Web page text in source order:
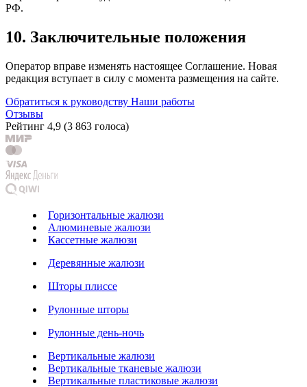
РФ.
10. Заключительные положения
Оператор вправе изменять настоящее Соглашение. Новая
редакция вступает в силу с момента размещения на сайте.
Обратиться к руководству Наши работы
Отзывы
Рейтинг 4,9 (3 863 голоса)
Горизонтальные жалюзи
Алюминевые жалюзи
Кассетные жалюзи
Деревянные жалюзи
Шторы плиссе
Рулонные шторы
Рулонные день-ночь
Вертикальные жалюзи
Вертикальные тканевые жалюзи
Вертикальные пластиковые жалюзи